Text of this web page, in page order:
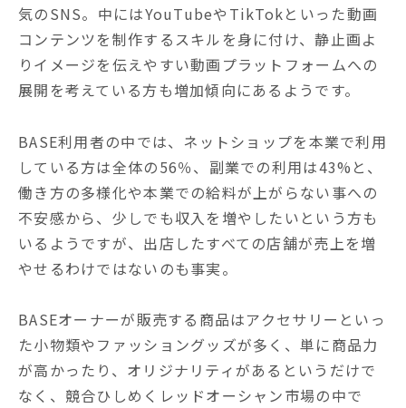
気のSNS。中にはYouTubeやTikTokといった動画
コンテンツを制作するスキルを身に付け、静止画よ
りイメージを伝えやすい動画プラットフォームへの
展開を考えている方も増加傾向にあるようです。
BASE利用者の中では、ネットショップを本業で利用
している方は全体の56％、副業での利用は43%と、
働き方の多様化や本業での給料が上がらない事への
不安感から、少しでも収入を増やしたいという方も
いるようですが、出店したすべての店舗が売上を増
やせるわけではないのも事実。
BASEオーナーが販売する商品はアクセサリーといっ
た小物類やファッショングッズが多く、単に商品力
が高かったり、オリジナリティがあるというだけで
なく、競合ひしめくレッドオーシャン市場の中で